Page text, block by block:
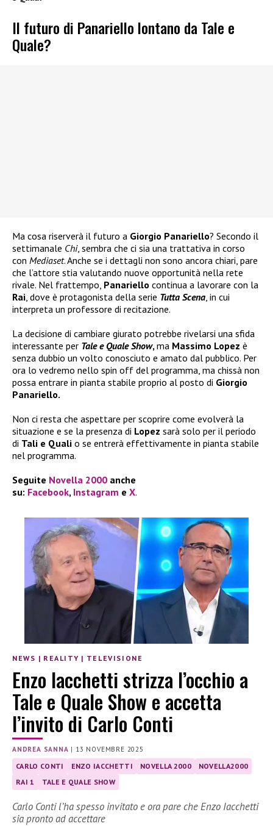
Il futuro di Panariello lontano da Tale e
Quale?
Ma cosa riserverà il futuro a Giorgio Panariello? Secondo il
settimanale Chi, sembra che ci sia una trattativa in corso
con Mediaset. Anche se i dettagli non sono ancora chiari, pare
che l’attore stia valutando nuove opportunità nella rete
rivale. Nel frattempo, Panariello continua a lavorare con la
Rai, dove è protagonista della serie Tutta Scena, in cui
interpreta un professore di recitazione.
La decisione di cambiare giurato potrebbe rivelarsi una sfida
interessante per Tale e Quale Show,ma Massimo Lopez è
senza dubbio un volto conosciuto e amato dal pubblico. Per
ora lo vedremo nello spin off del programma, ma chissà non
possa entrare in pianta stabile proprio al posto di Giorgio
Panariello.
Non ci resta che aspettare per scoprire come evolverà la
situazione e se la presenza di Lopez sarà solo per il periodo
di Tali e Quali o se entrerà effettivamente in pianta stabile
nel programma.
Seguite Novella 2000 anche
su: Facebook, Instagram e X.
NEWS | REALITY | TELEVISIONE
Enzo Iacchetti strizza l’occhio a
Tale e Quale Show e accetta
l’invito di Carlo Conti
ANDREA SANNA | 13 NOVEMBRE 2025
CARLO CONTI ENZO IACCHETTI NOVELLA 2000
NOVELLA2000
RAI 1
TALE E QUALE SHOW
Carlo Conti l’ha spesso invitato e ora pare che Enzo Iacchetti
sia pronto ad accettare